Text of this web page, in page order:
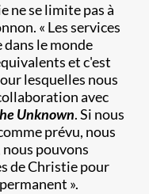
ne se limite pas à
« Les services
le monde
et c'est
lesquelles nous
avec
Unknown. Si nous
prévu, nous
nous pouvons
de Christie pour
».​